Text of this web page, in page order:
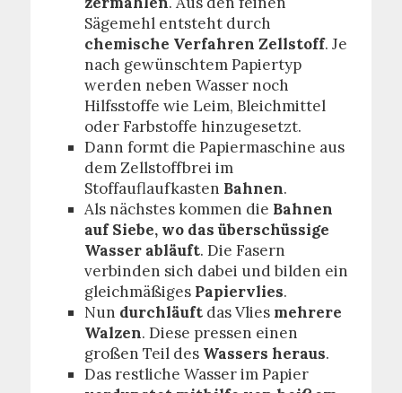
Sägemehl entsteht durch
chemische Verfahren Zellstoff. Je
nach gewünschtem Papiertyp
werden neben Wasser noch
Hilfsstoffe wie Leim, Bleichmittel
oder Farbstoffe hinzugesetzt.
Dann formt die Papiermaschine aus
dem Zellstoffbrei im
Stoffauflaufkasten Bahnen.
Als nächstes kommen die Bahnen
auf Siebe, wo das überschüssige
Wasser abläuft. Die Fasern
verbinden sich dabei und bilden ein
gleichmäßiges Papiervlies.
Nun durchläuftdas Vlies mehrere
Walzen. Diese pressen einen
großen Teil des Wassers heraus.
Das restliche Wasser im Papier